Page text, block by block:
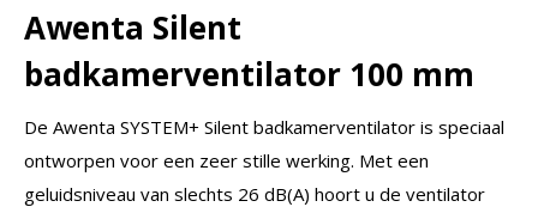
Awenta Silent
badkamerventilator 100 mm
De Awenta SYSTEM+ Silent badkamerventilator is speciaal
ontworpen voor een zeer stille werking. Met een
geluidsniveau van slechts 26 dB(A) hoort u de ventilator